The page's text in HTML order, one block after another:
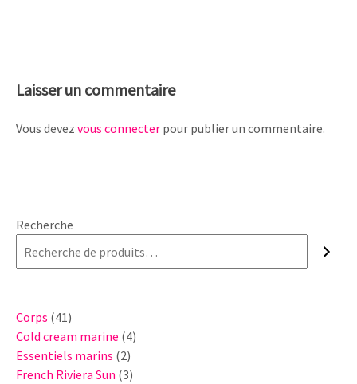
Laisser un commentaire
Vous devez vous connecter pour publier un commentaire.
Recherche
Corps 4141
produits
Cold cream marine 44
Essentiels marins 22
produits
French Riviera Sun 33